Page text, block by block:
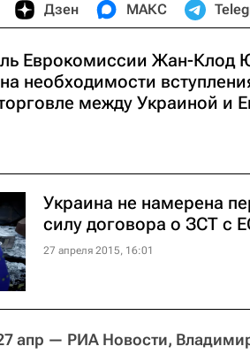
Дзен МАКС
Еврокомиссии Жан-Клод
необходимости
между Украиной и
Украина не намерена
силу договора о ЗСТ с
27 апреля 2015, 16:01
апр — РИА Новости,